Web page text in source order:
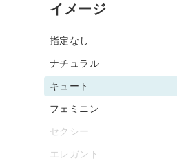
イメージ
指定なし
ナチュラル
キュート
フェミニン
セクシー
エレガント